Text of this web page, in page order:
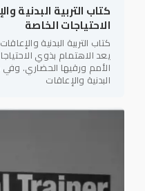
كتاب التربية البدنية
الاحتياجات الخاصة
كتاب التربية البدنية
يعد الاهتمام بذوي
الأمم ورقيها الحضاري. وفي
البدنية والإعاقات